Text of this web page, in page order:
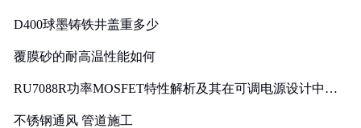
D400球墨铸铁井盖重多少
覆膜砂的耐高温性能如何
RU7088R功率MOSFET特性解析及其在可调电源设计中的
不锈钢通风 管道施工